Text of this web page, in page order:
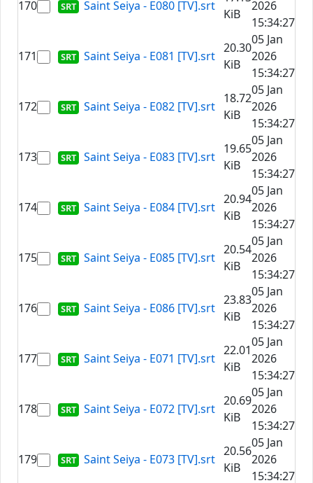
170 Saint Seiya - E080 [TV].srt
KiB
2026
15:34:27
171 Saint Seiya - E081 [TV].srt
20.30
KiB
05 Jan
2026
15:34:27
172 Saint Seiya - E082 [TV].srt
18.72
KiB
05 Jan
2026
15:34:27
173 Saint Seiya - E083 [TV].srt
19.65
KiB
05 Jan
2026
15:34:27
174 Saint Seiya - E084 [TV].srt
20.94
KiB
05 Jan
2026
15:34:27
175 Saint Seiya - E085 [TV].srt
20.54
KiB
05 Jan
2026
15:34:27
176 Saint Seiya - E086 [TV].srt
23.83
KiB
05 Jan
2026
15:34:27
177 Saint Seiya - E071 [TV].srt
22.01
KiB
05 Jan
2026
15:34:27
178 Saint Seiya - E072 [TV].srt
20.69
KiB
05 Jan
2026
15:34:27
179 Saint Seiya - E073 [TV].srt
20.56
KiB
05 Jan
2026
15:34:27